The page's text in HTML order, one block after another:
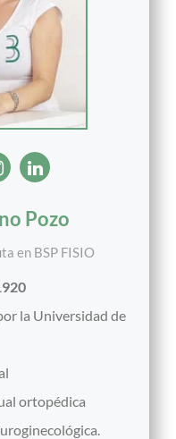
Pozo
en BSP FISIO
la Universidad de
ortopédica